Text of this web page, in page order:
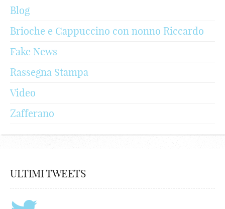
Blog
Brioche e Cappuccino con nonno Riccardo
Fake News
Rassegna Stampa
Video
Zafferano
ULTIMI TWEETS